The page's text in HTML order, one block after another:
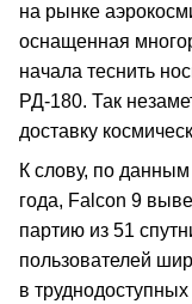
на рынке
оснащенная
начала теснить
РД-180. Так
доставку
К слову, по
года, Falcon 9
партию из 51
пользователей
в